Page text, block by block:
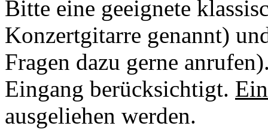
Bitte eine geeignete
Konzertgitarre genannt)
Fragen dazu gerne
Eingang berücksichtigt.
ausgeliehen werden.